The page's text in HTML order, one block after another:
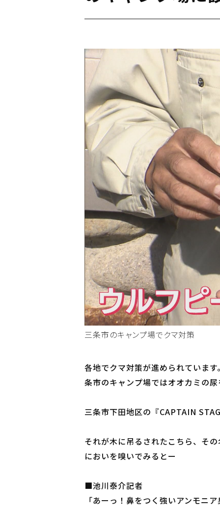
三条市のキャンプ場でクマ対策
各地でクマ対策が進められていま
条市のキャンプ場ではオオカミの
三条市下田地区の『CAPTAIN
それが木に吊るされたこちら、そ
においを嗅いでみるとー
■池川泰介記者
「あーっ！鼻をつく強いアンモニ